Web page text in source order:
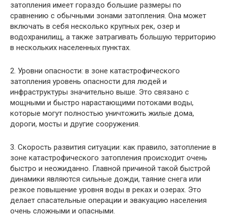
затопления имеет гораздо большие размеры по
сравнению с обычными зонами затопления. Она может
включать в себя несколько крупных рек, озер и
водохранилищ, а также затрагивать большую территорию
в нескольких населенных пунктах.
2. Уровни опасности: в зоне катастрофического
затопления уровень опасности для людей и
инфраструктуры значительно выше. Это связано с
мощными и быстро нарастающими потоками воды,
которые могут полностью уничтожить жилые дома,
дороги, мосты и другие сооружения.
3. Скорость развития ситуации: как правило, затопление в
зоне катастрофического затопления происходит очень
быстро и неожиданно. Главной причиной такой быстрой
динамики являются сильные дожди, таяние снега или
резкое повышение уровня воды в реках и озерах. Это
делает спасательные операции и эвакуацию населения
очень сложными и опасными.